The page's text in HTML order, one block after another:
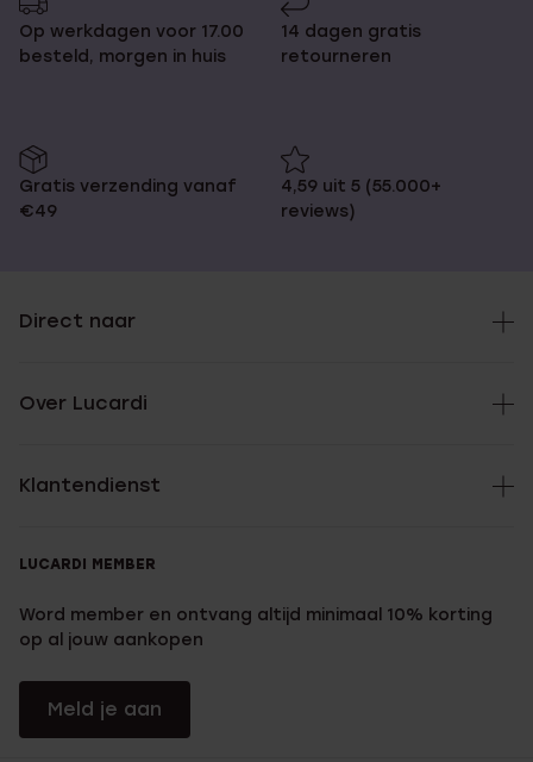
Op werkdagen voor 17.00
besteld, morgen in huis
14 dagen gratis
retourneren
Gratis verzending vanaf
€49
4,59 uit 5 (55.000+
reviews)
Direct naar
Over Lucardi
Klantendienst
LUCARDI MEMBER
Word member en ontvang altijd minimaal 10% korting
op al jouw aankopen
Meld je aan